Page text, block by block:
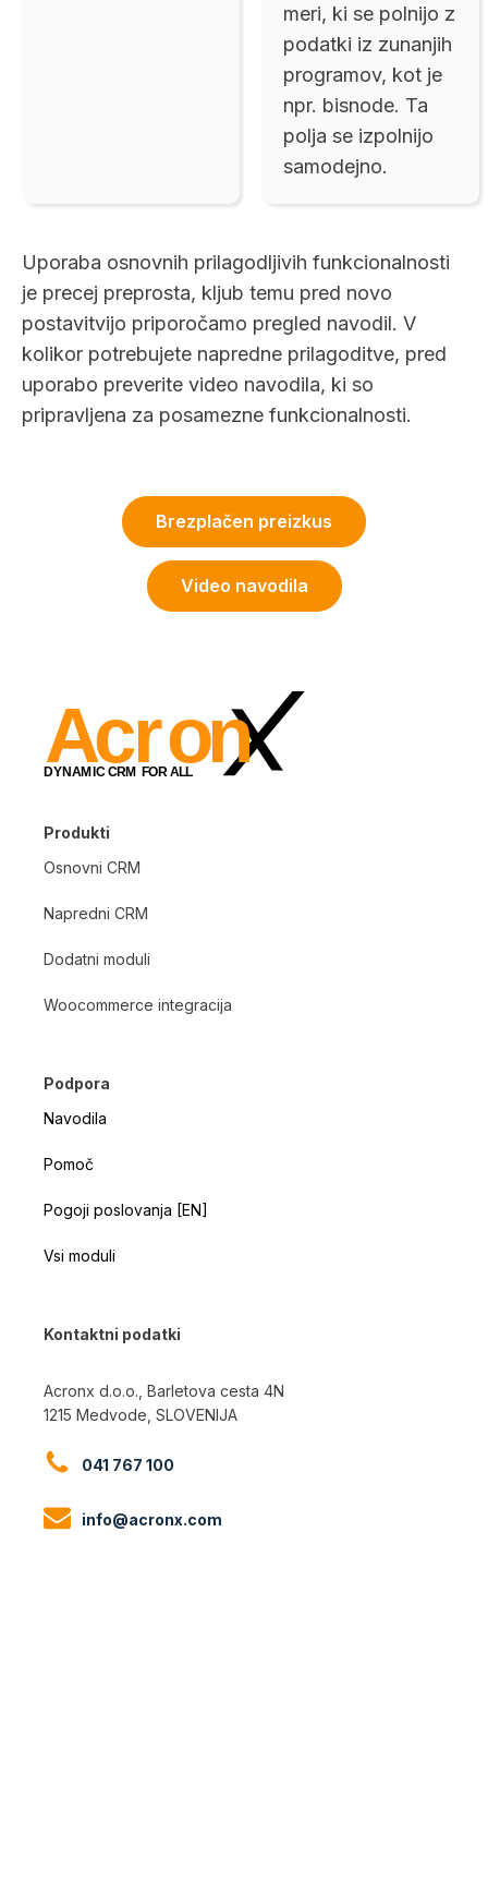
meri, ki se polnijo z
podatki iz zunanjih
programov, kot je
npr. bisnode. Ta
polja se izpolnijo
samodejno.
Uporaba osnovnih prilagodljivih funkcionalnosti
je precej preprosta, kljub temu pred novo
postavitvijo priporočamo pregled navodil. V
kolikor potrebujete napredne prilagoditve, pred
uporabo preverite video navodila, ki so
pripravljena za posamezne funkcionalnosti.
Brezplačen preizkus
Video navodila
Produkti
Osnovni CRM
Napredni CRM
Dodatni moduli
Woocommerce integracija
Podpora
Navodila
Pomoč
Pogoji poslovanja [EN]
Vsi moduli
Kontaktni podatki
Acronx d.o.o., Barletova cesta 4N
1215 Medvode, SLOVENIJA
041 767 100
info@acronx.com